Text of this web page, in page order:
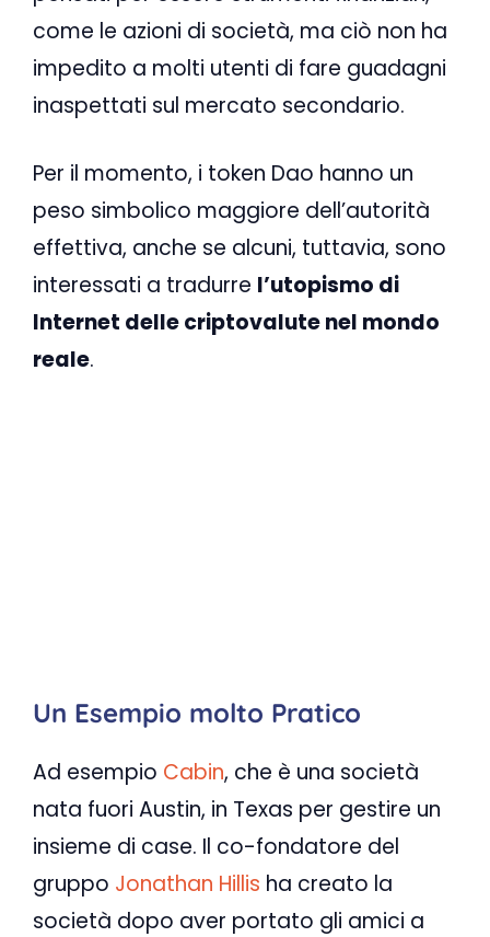
come le azioni di società, ma ciò non ha
impedito a molti utenti di fare guadagni
inaspettati sul mercato secondario.
Per il momento, i token Dao hanno un
peso simbolico maggiore dell’autorità
effettiva, anche se alcuni, tuttavia, sono
interessati a tradurre l’utopismo di
Internet delle criptovalute nel mondo
reale.
Un Esempio molto Pratico
Ad esempio Cabin, che è una società
nata fuori Austin, in Texas per gestire un
insieme di case. Il co-fondatore del
gruppo Jonathan Hillis ha creato la
società dopo aver portato gli amici a